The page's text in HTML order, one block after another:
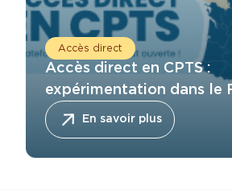
Accès direct
Accès direct en CPTS :
expérimentation dans le
l’IsèreEn savoir plus